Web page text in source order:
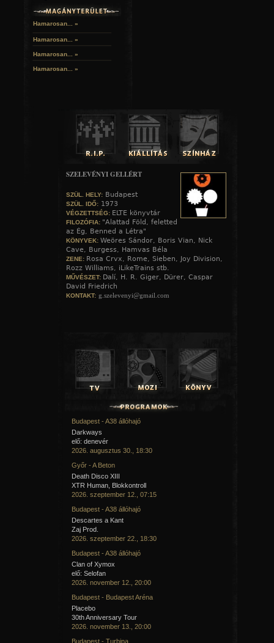
Hamarosan... »
Hamarosan... »
Hamarosan... »
Hamarosan... »
SZELEVÉNYI GELLÉRT
SZÜL. HELY: Budapest
SZÜL. IDŐ: 1973
VÉGZETTSÉG: ELTE könyvtár
FILOZÓFIA: "Alattad Föld, feletted
az Ég, Benned a Létra"
KÖNYVEK: Weöres Sándor, Boris Vian, Nick
Cave, Burgess, Hamvas Béla
ZENE: Rosa Crvx, Rome, Sieben, Joy Division,
Rozz Williams, iLikeTrains stb.
MŰVÉSZET: Dalí, H. R. Giger, Dürer, Caspar
David Friedrich
KONTAKT: g.szelevenyi@gmail.com
Budapest - A38 állóhajó
Darkways
elő: denevér
2026. augusztus 30., 18:30
Győr - A Beton
Death Disco XIII
XTR Human, Blokkontroll
2026. szeptember 12., 07:15
Budapest - A38 állóhajó
Descartes a Kant
Zaj Prod.
2026. szeptember 22., 18:30
Budapest - A38 állóhajó
Clan of Xymox
elő: Selofan
2026. november 12., 20:00
Budapest - Budapest Aréna
Placebo
30th Anniversary Tour
2026. november 13., 20:00
Budapest - Turbina